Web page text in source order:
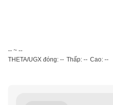
-- ~ --
THETA/UGX đóng: -- Thấp: -- Cao: --